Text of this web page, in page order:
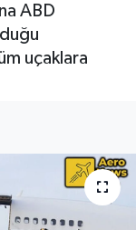
ABD
uçaklara